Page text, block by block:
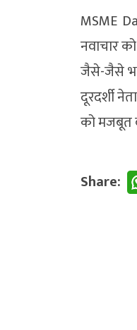
MSME
नवाचार
जैसे-जैसे
दूरदर्शी
को मजबूत
Share: